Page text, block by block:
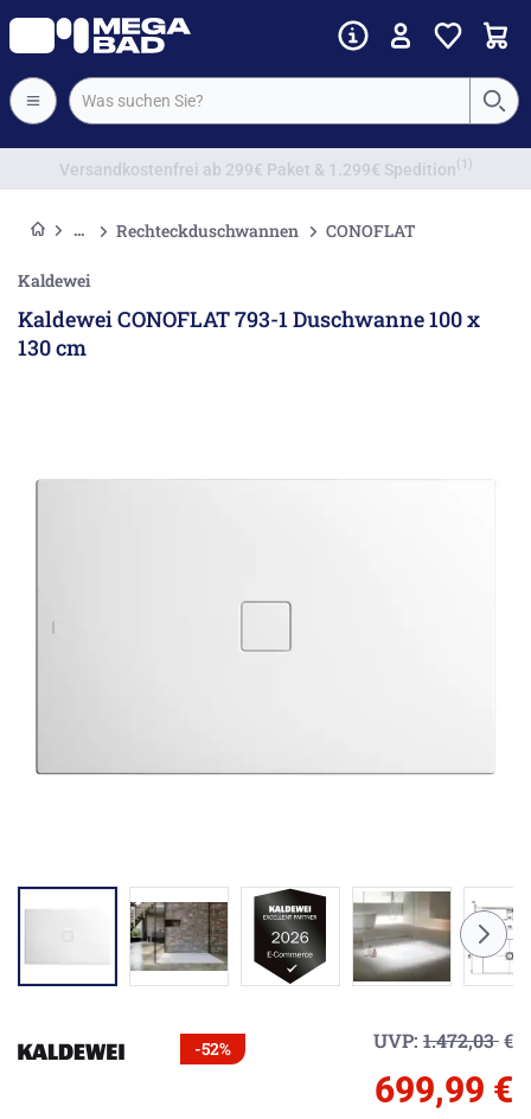
Vorkassenrabatt
Rechteckduschwannen CONOFLAT
Kaldewei
Kaldewei CONOFLAT 793-1 Duschwanne 100 x
130 cm
-52% UVP: 1.472,03€
699,99 €